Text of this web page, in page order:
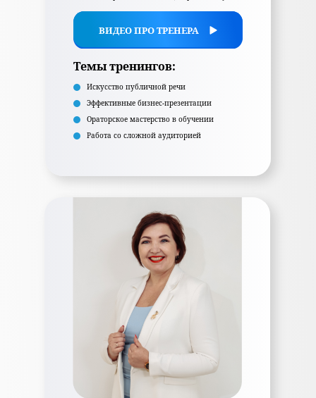
Темы тренингов:
Искусство публичной речи
Эффективные бизнес-презентации
Ораторское мастерство в обучении
Работа со сложной аудиторией
ВИДЕО ПРО ТРЕНЕРА